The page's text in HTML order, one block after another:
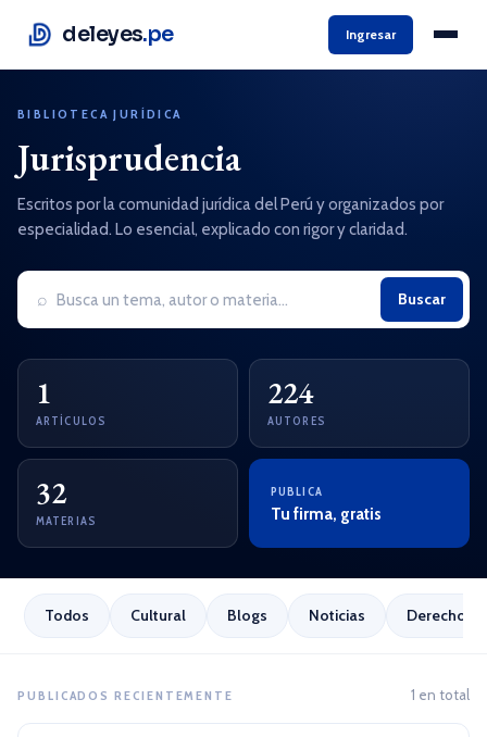
deleyes.pe Ingresar
BIBLIOTECA JURÍDICA
Jurisprudencia
Escritos por la comunidad jurídica del Perú y organizados por
especialidad. Lo esencial, explicado con rigor y claridad.
⌕ Buscar
1
ARTÍCULOS
224
AUTORES
32
MATERIAS
PUBLICA
Tu firma, gratis
Todos Cultural Blogs Noticias Derecho
PUBLICADOS RECIENTEMENTE 1 en total